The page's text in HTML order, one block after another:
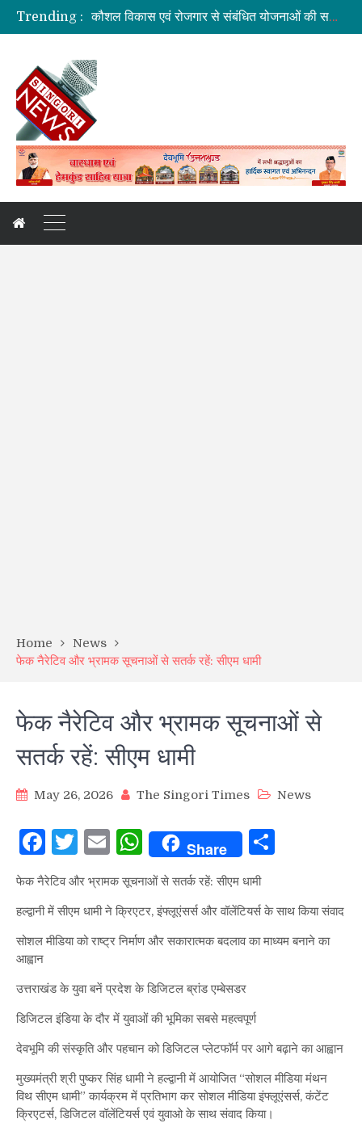
Trending :
कौशल विकास एवं रोजगार से संबंधित योजनाओं की समीक्षा बैठक
जिलाधिकारी की अध्यक्षता में आयोजित हुई वन भूमि हस्तांतरण की बैठक
दुःखदः वाहन दुर्घटनाग्रस्त, पांच की मौत
Home
News
फेक नैरेटिव और भ्रामक सूचनाओं से सतर्क रहें: सीएम धामी
फेक नैरेटिव और भ्रामक सूचनाओं से
सतर्क रहें: सीएम धामी
May 26, 2026 The Singori Times News
Facebook
Twitter
EmailWhatsApp
Share
फेक नैरेटिव और भ्रामक सूचनाओं से सतर्क रहें: सीएम धामी
हल्द्वानी में सीएम धामी ने क्रिएटर, इंफ्लूएंसर्स और वॉलेंटियर्स के साथ किया संवाद
सोशल मीडिया को राष्ट्र निर्माण और सकारात्मक बदलाव का माध्यम बनाने का
आह्वान
उत्तराखंड के युवा बनें प्रदेश के डिजिटल ब्रांड एम्बेसडर
डिजिटल इंडिया के दौर में युवाओं की भूमिका सबसे महत्वपूर्ण
देवभूमि की संस्कृति और पहचान को डिजिटल प्लेटफॉर्म पर आगे बढ़ाने का आह्वान
मुख्यमंत्री श्री पुष्कर सिंह धामी ने हल्द्वानी में आयोजित “सोशल मीडिया मंथन
विथ सीएम धामी” कार्यक्रम में प्रतिभाग कर सोशल मीडिया इंफ्लूएंसर्स, कंटेंट
क्रिएटर्स, डिजिटल वॉलेंटियर्स एवं युवाओ के साथ संवाद किया।